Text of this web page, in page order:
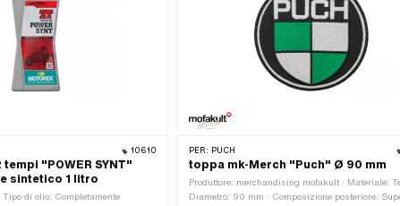
10610
"POWER SYNT"
sintetico 1 litro
Tipo di olio: Completamente
PER: PUCH
toppa mk-Merch "Puch" Ø 90 mm
Produttore: merchandising mofakult · Materiale:
Diametro: 90 mm · Composizione posteriore: